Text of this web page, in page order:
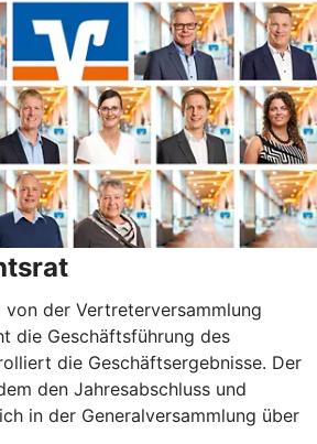
der Vertreterversammlung
die Geschäftsführung des
die Geschäftsergebnisse. Der
den Jahresabschluss und
in der Generalversammlung über